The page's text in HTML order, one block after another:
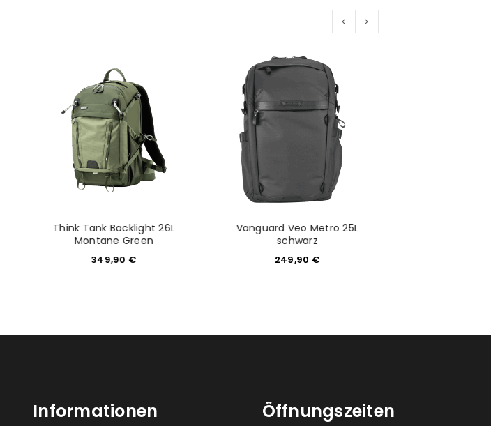
Think Tank Backlight 26L
Montane Green
349,90 €
Vanguard Veo Metro 25L
schwarz
249,90 €
Informationen Öffnungszeiten